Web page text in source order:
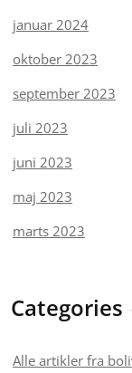
januar 2024
oktober 2023
september 2023
juli 2023
juni 2023
maj 2023
marts 2023
Categories
Alle artikler fra